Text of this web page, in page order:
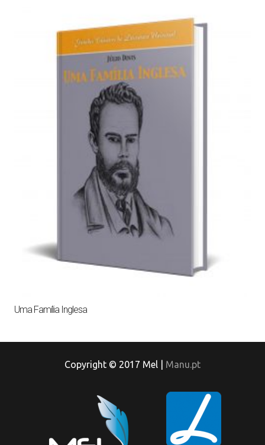
Uma Família Inglesa
Copyright © 2017 Mel | Manu.pt